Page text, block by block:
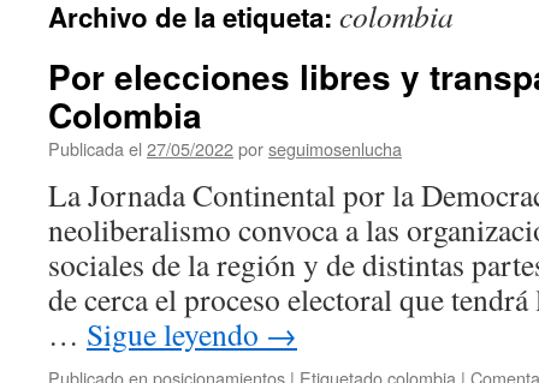
Archivo de la etiqueta: colombia
Por elecciones libres y
Colombia
Publicada el 27/05/2022porseguimosenlucha
La Jornada Continental por la
neoliberalismo convoca a las
sociales de la región y de distintas
de cerca el proceso electoral que
… Sigue leyendo →
Publicado en posicionamientos | Etiquetadocolombia |